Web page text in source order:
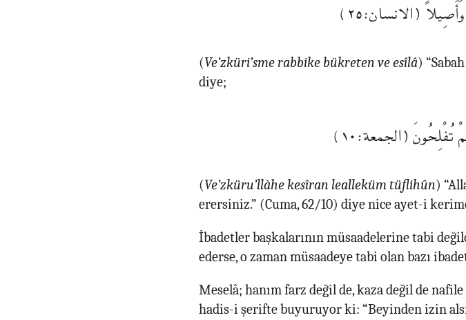
(الانسان:٢٥)
(Ve’zküri’sme rabbike bükreten ve esîlâ)
diye;
تُفْلِحُونَ (الجمعة:١٠)
(Ve’zküru’llàhe kesîran lealleküm tüflihûn)
erersiniz.” (Cuma, 62/10) diye nice ayet-i
İbadetler başkalarının müsaadelerine tabi
ederse, o zaman müsaadeye tabi olan bazı
Meselâ; hanım farz değil de, kaza değil de
hadis-i şerifte buyuruyor ki: “Beyinden izin